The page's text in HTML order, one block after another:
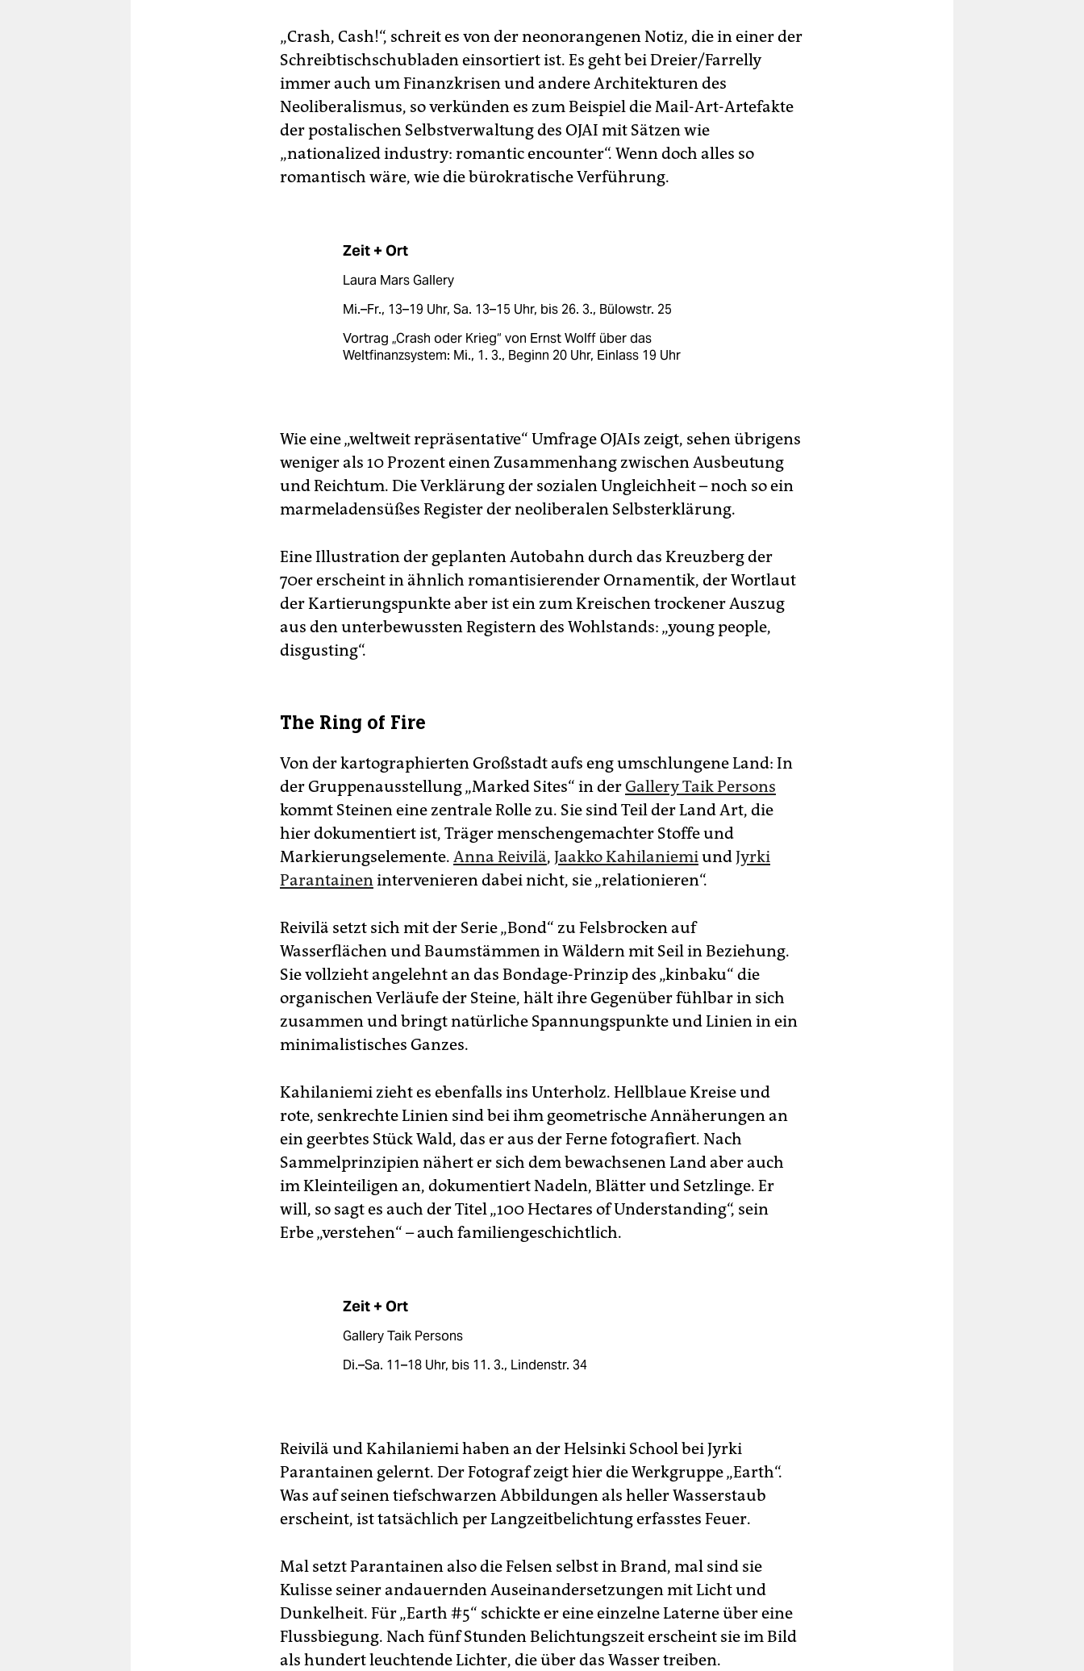
„Crash, Cash!“, schreit es von der neonorangenen Notiz, die in einer der
Schreibtischschubladen einsortiert ist. Es geht bei Dreier/Farrelly
immer auch um Finanzkrisen und andere Architekturen des
Neoliberalismus, so verkünden es zum Beispiel die Mail-Art-Artefakte
der postalischen Selbstverwaltung des OJAI mit Sätzen wie
„nationalized industry: romantic encounter“. Wenn doch alles so
romantisch wäre, wie die bürokratische Verführung.
Zeit + Ort
Laura Mars Gallery
Mi.–Fr., 13–19 Uhr, Sa. 13–15 Uhr, bis 26. 3., Bülowstr. 25
Vortrag „Crash oder Krieg“ von Ernst Wolff über das
Weltfinanzsystem: Mi., 1. 3., Beginn 20 Uhr, Einlass 19 Uhr
Wie eine „weltweit repräsentative“ Umfrage OJAIs zeigt, sehen übrigens
weniger als 10 Prozent einen Zusammenhang zwischen Ausbeutung
und Reichtum. Die Verklärung der sozialen Ungleichheit – noch so ein
marmeladensüßes Register der neoliberalen Selbsterklärung.
Eine Illustration der geplanten Autobahn durch das Kreuzberg der
70er erscheint in ähnlich romantisierender Ornamentik, der Wortlaut
der Kartierungspunkte aber ist ein zum Kreischen trockener Auszug
aus den unterbewussten Registern des Wohlstands: „young people,
disgusting“.
The Ring of Fire
Von der kartographierten Großstadt aufs eng umschlungene Land: In
der Gruppenausstellung „Marked Sites“ in derGallery Taik Persons
kommt Steinen eine zentrale Rolle zu. Sie sind Teil der Land Art, die
hier dokumentiert ist, Träger menschengemachter Stoffe und
Markierungselemente. Anna Reivilä, Jaakko KahilaniemiundJyrki
Parantainenintervenieren dabei nicht, sie „relationieren“.
Reivilä setzt sich mit der Serie „Bond“ zu Felsbrocken auf
Wasserflächen und Baumstämmen in Wäldern mit Seil in Beziehung.
Sie vollzieht angelehnt an das Bondage-Prinzip des „kinbaku“ die
organischen Verläufe der Steine, hält ihre Gegenüber fühlbar in sich
zusammen und bringt natürliche Spannungspunkte und Linien in ein
minimalistisches Ganzes.
Kahilaniemi zieht es ebenfalls ins Unterholz. Hellblaue Kreise und
rote, senkrechte Linien sind bei ihm geometrische Annäherungen an
ein geerbtes Stück Wald, das er aus der Ferne fotografiert. Nach
Sammelprinzipien nähert er sich dem bewachsenen Land aber auch
im Kleinteiligen an, dokumentiert Nadeln, Blätter und Setzlinge. Er
will, so sagt es auch der Titel „100 Hectares of Understanding“, sein
Erbe „verstehen“ – auch familiengeschichtlich.
Zeit + Ort
Gallery Taik Persons
Di.–Sa. 11–18 Uhr, bis 11. 3., Lindenstr. 34
Reivilä und Kahilaniemi haben an der Helsinki School bei Jyrki
Parantainen gelernt. Der Fotograf zeigt hier die Werkgruppe „Earth“.
Was auf seinen tiefschwarzen Abbildungen als heller Wasserstaub
erscheint, ist tatsächlich per Langzeitbelichtung erfasstes Feuer.
Mal setzt Parantainen also die Felsen selbst in Brand, mal sind sie
Kulisse seiner andauernden Auseinandersetzungen mit Licht und
Dunkelheit. Für „Earth #5“ schickte er eine einzelne Laterne über eine
Flussbiegung. Nach fünf Stunden Belichtungszeit erscheint sie im Bild
als hundert leuchtende ­Lichter, die über das Wasser treiben.